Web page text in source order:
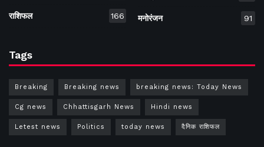
राशिफल 166 मनोरंजन 91
Tags
Breaking Breaking news breaking news: Today News
Cg news Chhattisgarh News Hindi news
Letest news Politics today news दैनिक राशिफल